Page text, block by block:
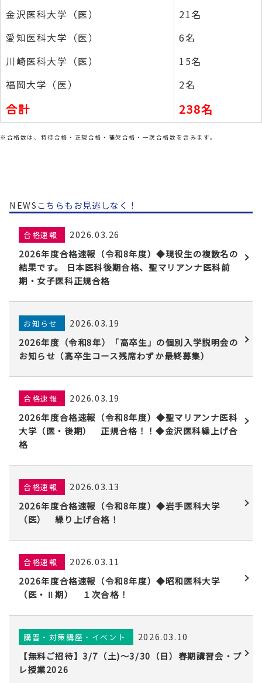
金沢医科大学（医）
21名
愛知医科大学（医）
6名
川崎医科大学（医）
15名
福岡大学（医）
2名
合計 238名
※合格数は、特待合格・正規合格・補欠合格・一次合格数を含みます。
NEWSこちらもお見逃しなく！
合格速報
2026.03.26
2026年度合格速報（令和8年度）◆現役生の複数名の
結果です。 日本医科後期合格、聖マリアンナ医科前
期・女子医科正規合格
お知らせ
2026.03.19
2026年度（令和8年）「高卒生」の個別入学説明会の
お知らせ（高卒生コース残席わずか最終募集）
合格速報
2026.03.19
2026年度合格速報（令和8年度）◆聖マリアンナ医科
大学（医・後期） 正規合格！！◆金沢医科繰上げ合
格
合格速報
2026.03.13
2026年度合格速報（令和8年度）◆岩手医科大学
（医） 繰り上げ合格！
合格速報
2026.03.11
2026年度合格速報（令和8年度）◆昭和医科大学
（医・Ⅱ期） １次合格！
講習・対策講座・イベント
2026.03.10
【無料ご招待】3/7（土)〜3/30（日）春期講習会・プ
レ授業2026